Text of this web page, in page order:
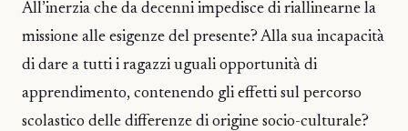
All’inerzia che da decenni impedisce di riallinearne la
missione alle esigenze del presente? Alla sua incapacità
di dare a tutti i ragazzi uguali opportunità di
apprendimento, contenendo gli effetti sul percorso
scolastico delle differenze di origine socio-culturale?